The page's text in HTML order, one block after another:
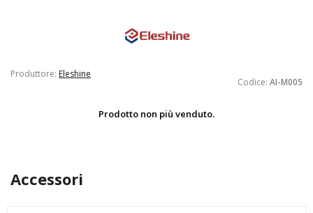
Produttore: Eleshine
Codice: AI-M005
Prodotto non più venduto.
Accessori